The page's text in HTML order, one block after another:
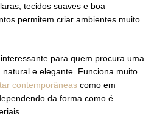
tecidos suaves e boa
permitem criar ambientes muito
para quem procura uma
e elegante. Funciona muito
contemporâneas como em
da forma como é